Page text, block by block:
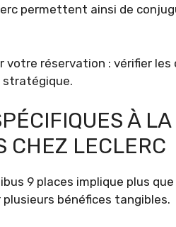
permettent ainsi de
votre réservation : vérifier
stratégique.
À
CHEZ LECLERC
9 places implique plus
bénéfices tangibles.